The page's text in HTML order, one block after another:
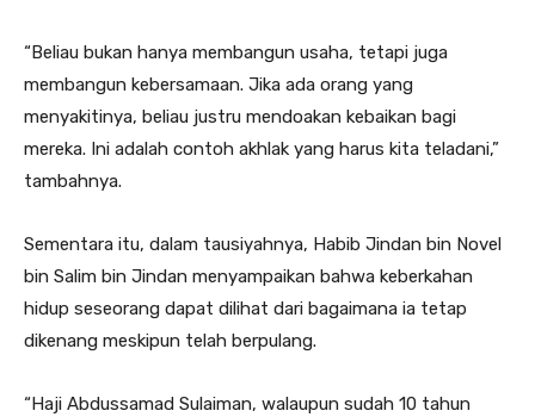
“Beliau bukan hanya membangun usaha, tetapi juga
membangun kebersamaan. Jika ada orang yang
menyakitinya, beliau justru mendoakan kebaikan bagi
mereka. Ini adalah contoh akhlak yang harus kita teladani,”
tambahnya.
Sementara itu, dalam tausiyahnya, Habib Jindan bin Novel
bin Salim bin Jindan menyampaikan bahwa keberkahan
hidup seseorang dapat dilihat dari bagaimana ia tetap
dikenang meskipun telah berpulang.
“Haji Abdussamad Sulaiman, walaupun sudah 10 tahun